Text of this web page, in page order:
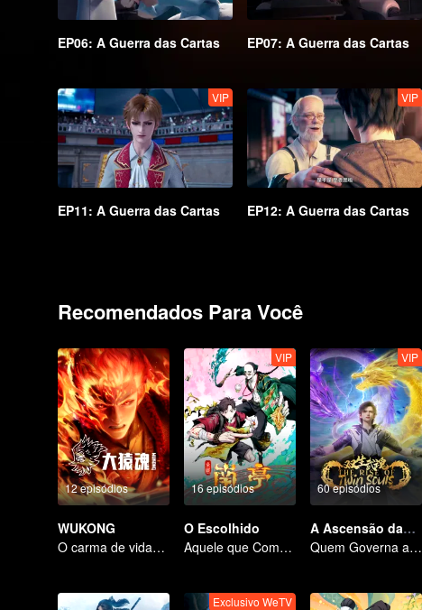
EP06: A Guerra das Cartas EP07: A Guerra das Cartas
VIP
EP11: A Guerra das Cartas
VIP
EP12: A Guerra das Cartas
Recomendados Para Você
12 episódios
WUKONG
O carma de vidas passadas está destinado a destruir os céus.
16 episódios
VIP
O Escolhido
Aquele que Comanda os Céus — Que Comece a Batalha!
60 episódios
VIP
A Ascensão das Almas Gêmeas
Quem Governa a Maré? Poder Divino Inigualável
Exclusivo WeTV